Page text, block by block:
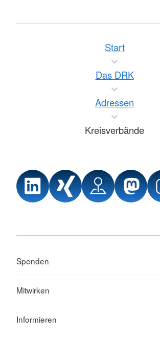
Start
Das DRK
Adressen
Kreisverbände
Spenden
Mitwirken
Informieren